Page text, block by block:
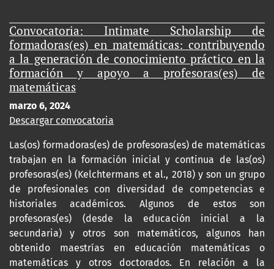
Convocatoria: Intimate Scholarship de
formadoras(es) en matemáticas: contribuyendo
a la generación de conocimiento práctico en la
formación y apoyo a profesoras(es) de
matemáticas
marzo 6, 2024
Descargar convocatoria
Las(os) formadoras(es) de profesoras(es) de matemáticas
trabajan en la formación inicial y continua de las(os)
profesoras(es) (Kelchtermans et al., 2018) y son un grupo
de profesionales con diversidad de competencias e
historiales académicos. Algunos de estos son
profesoras(es) (desde la educación inicial a la
secundaria) y otros son matemáticos, algunos han
obtenido maestrías en educación matemáticas o
matemáticas y otros doctorados. En relación a la